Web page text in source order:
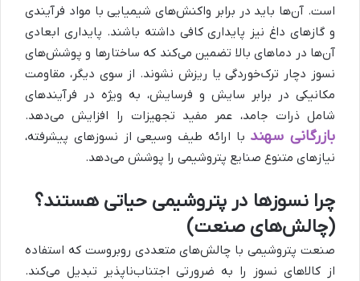
است. آن‌ها باید در برابر واکنش‌های شیمیایی با مواد فرآیندی
و گازهای داغ نیز پایداری کافی داشته باشند. پایداری ابعادی
آن‌ها در دماهای بالا تضمین می‌کند که ساختارها و پوشش‌های
نسوز دچار ترک‌خوردگی یا ریزش نشوند. از سوی دیگر، مقاومت
مکانیکی در برابر سایش و فرسایش، به ویژه در فرآیندهای
شامل ذرات جامد، عمر مفید تجهیزات را افزایش می‌دهد.
بازرگانی سهند با ارائه طیف وسیعی از نسوزهای پیشرفته،
نیازهای متنوع صنایع پتروشیمی را پوشش می‌دهد.
چرا نسوزها در پتروشیمی حیاتی هستند؟
(چالش‌های صنعت)
صنعت پتروشیمی با چالش‌های متعددی روبروست که استفاده
از کالاهای نسوز را به ضرورتی اجتناب‌ناپذیر تبدیل می‌کند.